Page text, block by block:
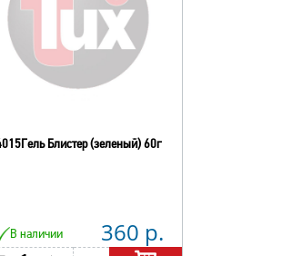
Блистер (зеленый) 60г
В наличии 360 р.